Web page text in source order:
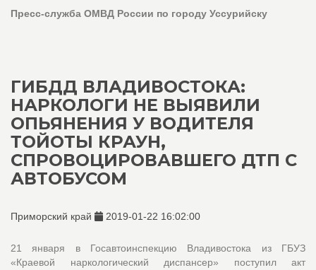
Пресс-служба ОМВД России по городу Уссурийску
ГИБДД ВЛАДИВОСТОКА:
НАРКОЛОГИ НЕ ВЫЯВИЛИ
ОПЬЯНЕНИЯ У ВОДИТЕЛЯ
ТОЙОТЫ КРАУН,
СПРОВОЦИРОВАВШЕГО ДТП С
АВТОБУСОМ
Приморский край 2019-01-22 16:02:00
21 января в Госавтоинспекцию Владивостока из ГБУЗ
«Краевой наркологический диспансер» поступил акт